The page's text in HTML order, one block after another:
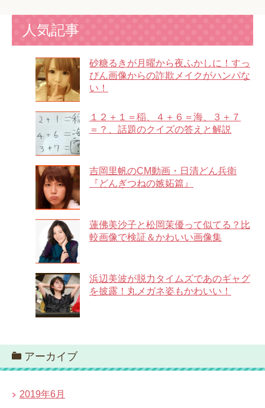
人気記事
砂糖るきが月曜から夜ふかしに！すっ
ぴん画像からの詐欺メイクがハンパな
い！
１２＋１＝稲、４＋６＝海、３＋７
＝？、話題のクイズの答えと解説
吉岡里帆のCM動画・日清どん兵衛
『どんぎつねの嫉妬篇』
蓮佛美沙子と松岡茉優って似てる？比
較画像で検証＆かわいい画像集
浜辺美波が脱力タイムズであのギャグ
を披露！丸メガネ姿もかわいい！
アーカイブ
2019年6月